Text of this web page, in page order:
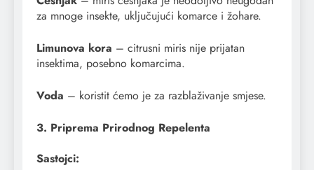
za mnoge insekte, uključujući komarce i žohare.
Limunova kora – citrusni miris nije prijatan
insektima, posebno komarcima.
Voda – koristit ćemo je za razblaživanje smjese.
3. Priprema Prirodnog Repelenta
Sastojci: